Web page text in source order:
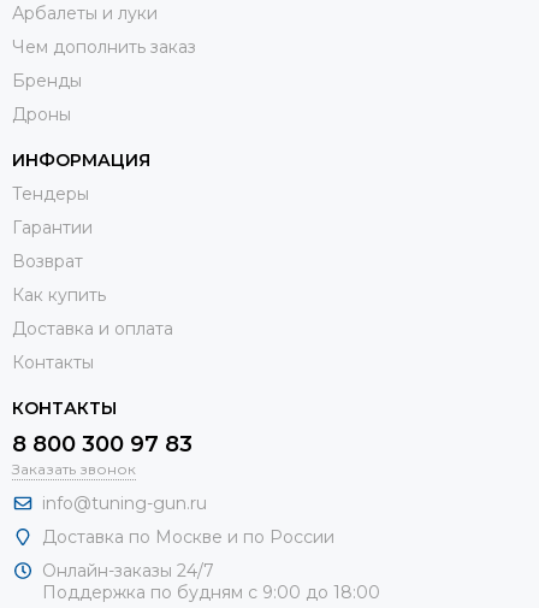
Арбалеты и луки
Чем дополнить заказ
Бренды
Дроны
ИНФОРМАЦИЯ
Тендеры
Гарантии
Возврат
Как купить
Доставка и оплата
Контакты
КОНТАКТЫ
8 800 300 97 83
Заказать звонок
info@tuning-gun.ru
Доставка по Москве и по России
Онлайн-заказы 24/7
Поддержка по будням с 9:00 до 18:00